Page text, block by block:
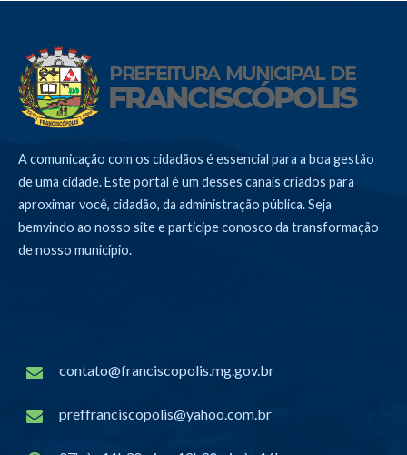
A comunicação com os cidadãos é essencial para a boa gestão
de uma cidade. Este portal é um desses canais criados para
aproximar você, cidadão, da administração pública. Seja
bemvindo ao nosso site e participe conosco da transformação
de nosso município.
contato@franciscopolis.mg.gov.br
preffranciscopolis@yahoo.com.br